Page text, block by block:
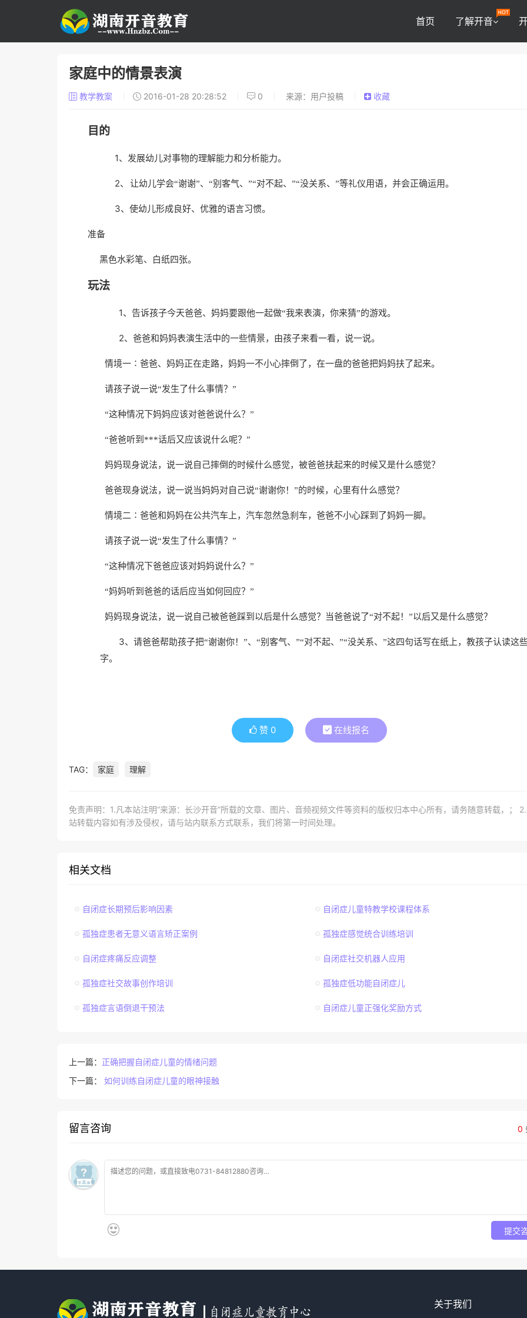
首页 了解开音
家庭中的情景表演
教学教案 2016-01-28 20:28:52 0 来源：用户投稿 收藏
目的
1、 发展幼儿对事物的理解能力和分析能力。
2、 让幼儿学会“谢谢”、“别客气、”“对不起、”“没关系、”等礼仪用语，并会正确运用。
3、 使幼儿形成良好、优雅的语言习惯。
准备
黑色水彩笔、白纸四张。
玩法
1、 告诉孩子今天爸爸、妈妈要跟他一起做“我来表演，你来猜”的游戏。
2、 爸爸和妈妈表演生活中的一些情景，由孩子来看一看，说一说。
情境一∶爸爸、妈妈正在走路，妈妈一不小心摔倒了，在一盘的爸爸把妈妈扶了起来。
请孩子说一说“发生了什么事情？”
“这种情况下妈妈应该对爸爸说什么？”
“爸爸听到***话后又应该说什么呢？”
妈妈现身说法，说一说自己摔倒的时候什么感觉，被爸爸扶起来的时候又是什么感觉？
爸爸现身说法，说一说当妈妈对自己说“谢谢你！”的时候，心里有什么感觉？
情境二∶爸爸和妈妈在公共汽车上，汽车忽然急刹车，爸爸不小心踩到了妈妈一脚。
请孩子说一说“发生了什么事情？”
“这种情况下爸爸应该对妈妈说什么？”
“妈妈听到爸爸的话后应当如何回应？”
妈妈现身说法，说一说自己被爸爸踩到以后是什么感觉？当爸爸说了“对不起！”以后又是什么感觉？
3、 请爸爸帮助孩子把“谢谢你！”、“别客气、”“对不起、”“没关系、”这四句话写在纸上，教孩子认读这
字。
赞 0 在线报名
TAG： 家庭 理解
免责声明：1.凡本站注明“来源：长沙开音”所载的文章、图片、音频视频文件等资料的版权归本中心所有，请务随意转载，；
站转载内容如有涉及侵权，请与站内联系方式联系，我们将第一时间处理。
相关文档
自闭症长期预后影响因素 自闭症儿童特教学校课程体系
孤独症患者无意义语言矫正案例 孤独症感觉统合训练培训
自闭症疼痛反应调整 自闭症社交机器人应用
孤独症社交故事创作培训 孤独症低功能自闭症儿
孤独症言语倒退干预法 自闭症儿童正强化奖励方式
上一篇： 正确把握自闭症儿童的情绪问题
下一篇：
如何训练自闭症儿童的眼神接触
0
留言咨询
提交
关于我们